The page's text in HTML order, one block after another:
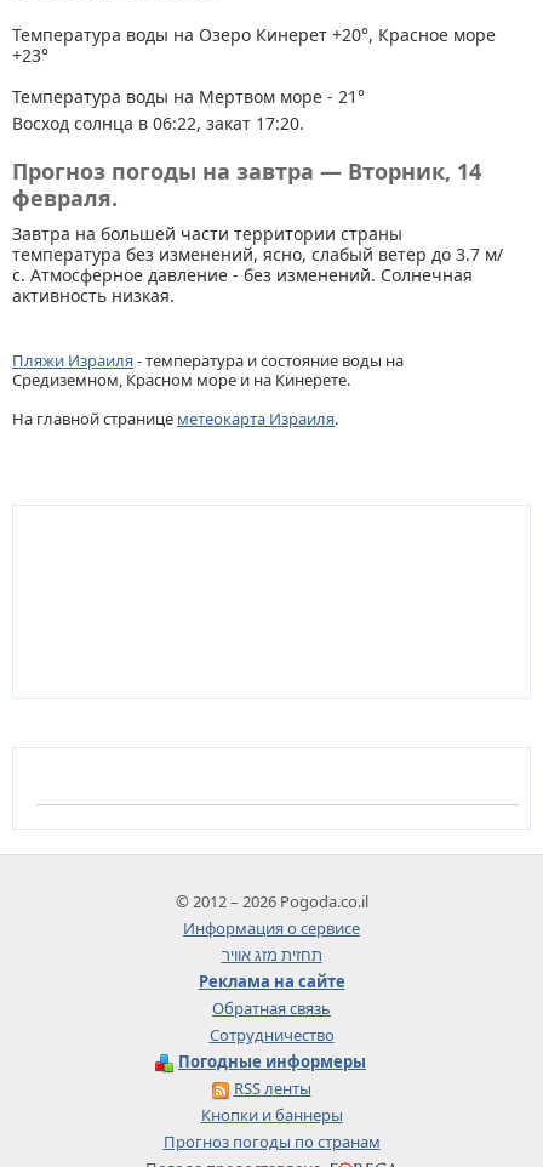
Температура воды на Озеро Кинерет +20°, Красное море
+23°
Температура воды на Мертвом море - 21°
Восход солнца в 06:22, закат 17:20.
Прогноз погоды на завтра — Вторник, 14
февраля.
Завтра на большей части территории страны
температура без изменений, ясно, слабый ветер до 3.7 м/
с. Атмосферное давление - без изменений. Солнечная
активность низкая.
Пляжи Израиля- температура и состояние воды на
Средиземном, Красном море и на Кинерете.
На главной странице метеокарта Израиля.
© 2012 – 2026 Pogoda.co.il
Информация о сервисе
תחזית מזג אוויר
Реклама на сайте
Обратная связь
Сотрудничество
Погодные информеры
RSS ленты
Кнопки и баннеры
Прогноз погоды по странам